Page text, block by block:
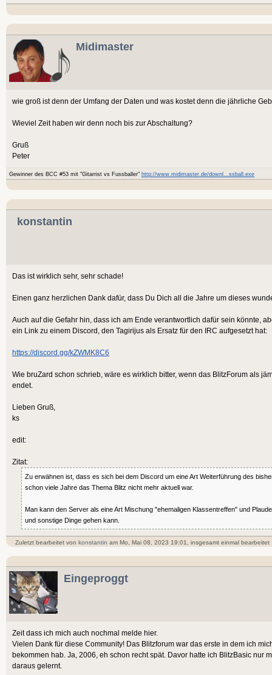
Midimaster
wie groß ist denn der Umfang der Daten und was kostet denn die jährliche
Wieviel Zeit haben wir denn noch bis zur Abschaltung?
Gruß
Peter
Gewinner des BCC #53 mit "Gitarrist vs Fussballer" http://www.midimaster.de/downl...ssball.exe
konstantin
Das ist wirklich sehr, sehr schade!
Einen ganz herzlichen Dank dafür, dass Du Dich all die Jahre um dieses
Auch auf die Gefahr hin, dass ich am Ende verantwortlich dafür sein könnte,
ein Link zu einem Discord, den Tagirijus als Ersatz für den IRC aufgesetzt hat:
https://discord.gg/kZWMK8C6
Wie bruZard schon schrieb, wäre es wirklich bitter, wenn das BlitzForum als
endet.
Lieben Gruß,
ks
edit:
Zitat:
Zu erwähnen ist, dass es sich bei dem Discord um eine Art Weiterführung des
schon viele Jahre das Thema Blitz nicht mehr aktuell war.
Man kann den Server als eine Art Mischung "ehemaligen Klassentreffen" und
und sonstige Dinge gehen kann.
Zuletzt bearbeitet von konstantin am Mo, Mai 08, 2023 19:01, insgesamt einmal bearbeitet
Eingeproggt
Zeit dass ich mich auch nochmal melde hier.
Vielen Dank für diese Community! Das Blitzforum war das erste in dem ich
bekommen hab. Ja, 2006, eh schon recht spät. Davor hatte ich BlitzBasic nur
daraus gelernt.